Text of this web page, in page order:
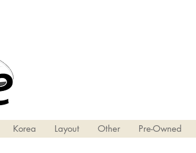
Korea Layout Other Pre-Owned